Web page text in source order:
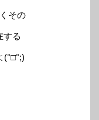
その
する